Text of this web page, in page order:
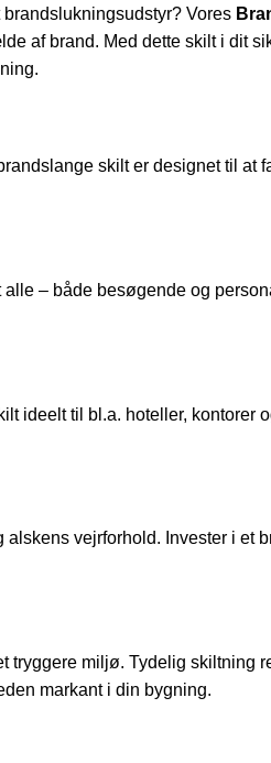
Vores
af brand. Med dette skilt i dit
skilt er designet til
alle – både besøgende og
ideelt til bl.a. hoteller, kontorer
vejrforhold. Invester i et
miljø. Tydelig skiltning
markant i din bygning.